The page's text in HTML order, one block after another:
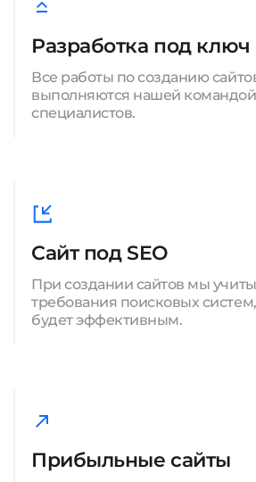
Разработка под ключ
Все работы по созданию
выполняются нашей командой
специалистов.
Сайт под SEO
При создании сайтов мы
требования поисковых
будет эффективным.
Прибыльные сайты